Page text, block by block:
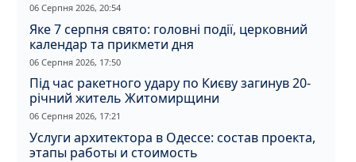
06 Серпня 2026, 20:54
Яке 7 серпня свято: головні події, церковний
календар та прикмети дня
06 Серпня 2026, 17:50
Під час ракетного удару по Києву загинув 20-
річний житель Житомирщини
06 Серпня 2026, 17:21
Услуги архитектора в Одессе: состав проекта,
этапы работы и стоимость